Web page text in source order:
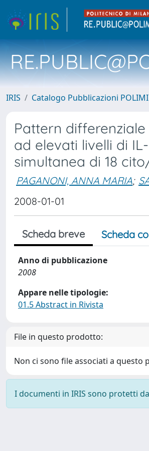
IRIS Catalogo Pubblicazioni POLIMI
Pattern
ad elevati livelli di
simultanea di 18
PAGANONI, ANNA MARIA;
2008-01-01
Scheda breve Scheda
Anno di pubblicazione
2008
Appare nelle tipologie:
01.5 Abstract in Rivista
File in questo prodotto:
Non ci sono file associati a questo
I documenti in IRIS sono protetti